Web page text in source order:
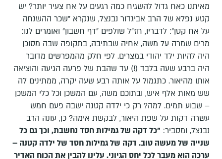
מאיתנו כאח גדול להשגיח כמה רגעים על אח צעיר יותר? יש
קטע נפלא של הרב אביגדור נבנצל, שנקרא "שכר ההשגחה
על אח קטן": לדבריו, חז"ל שולפים "דף חשבון" ואומרים לנו:
מרים שמרה על משה, אחיה שבתיבה, בתקופה שבה מסוכן
היה להיות ילד יהודי במצרים. לפי חלק מהמפרשים מדובר
היה ברבע שעה בלבד (!) עד שהבת של פרעה הגיעה והוציאה
אותו מהיאור. כתגמול על אותה רבע שעה יקרה, ממתינים לה
שש מאות אלף איש, ובתוכם משה, עם המשכן וכל כלי המשכן
– שבוע תמים. למה? רק כי ילדה קטנה ישבה פעם חמש
עשרה דקות על שפת היאור, לבקשת אימה? כן, עונה הרב
נבנצל, ומסביר: "כל דקה של גמילות חסד נחשבת, וכך גם כל
שנייה של מעשה טוב. דקה של גמילות חסד של ילדה קטנה –
ערכה הוא מעבר לכל יחס הגיוני. עלינו להבין את הכוח האדיר